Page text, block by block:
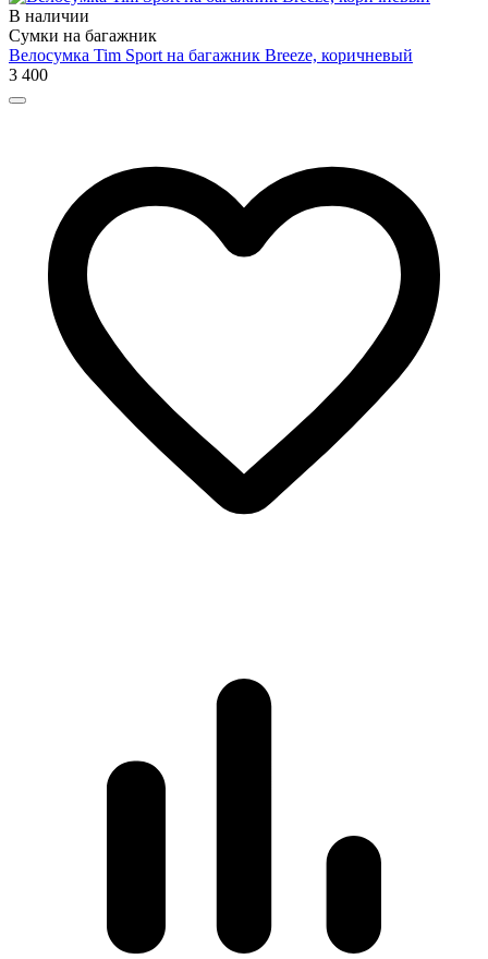
В наличии
Сумки на багажник
Велосумка Tim Sport на багажник Breeze, коричневый
3 400